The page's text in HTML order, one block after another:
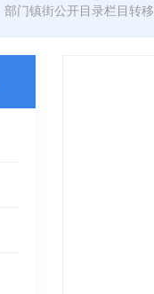
部门镇街公开目录栏目转移